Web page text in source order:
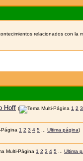
relacionados con la
Hoff ( 1 2 3
1 2 3 4 5 Ultima página)
1 2 3 4 5 Ultima